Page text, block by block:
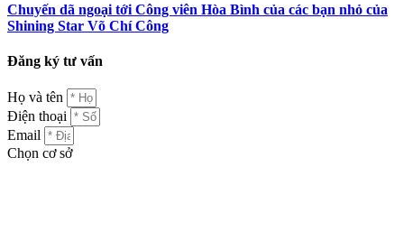
Chuyến dã ngoại tới Công viên Hòa Bình của các bạn nhỏ của
Shining Star Võ Chí Công
Đăng ký tư vấn
Họ và tên
Điện thoại
Email
Chọn cơ sở